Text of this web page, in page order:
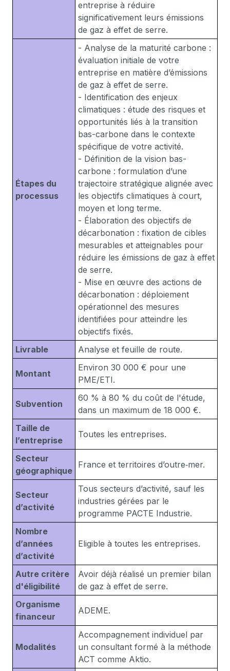
entreprise à réduire
significativement leurs émissions
de gaz à effet de serre.
Étapes du
processus
- Analyse de la maturité carbone :
évaluation initiale de votre
entreprise en matière d’émissions
de gaz à effet de serre.
- Identification des enjeux
climatiques : étude des risques et
opportunités liés à la transition
bas-carbone dans le contexte
spécifique de votre activité.
- Définition de la vision bas-
carbone : formulation d’une
trajectoire stratégique alignée avec
les objectifs climatiques à court,
moyen et long terme.
- Élaboration des objectifs de
décarbonation : fixation de cibles
mesurables et atteignables pour
réduire les émissions de gaz à effet
de serre.
- Mise en œuvre des actions de
décarbonation : déploiement
opérationnel des mesures
identifiées pour atteindre les
objectifs fixés.
Livrable
Analyse et feuille de route.
Montant
Environ 30 000 € pour une
PME/ETI.
Subvention
60 % à 80 % du coût de l'étude,
dans un maximum de 18 000 €.
Taille de
l’entreprise
Toutes les entreprises.
Secteur
géographique
France et territoires d’outre‑mer.
Secteur
d’activité
Tous secteurs d’activité, sauf les
industries gérées par le
programme PACTE Industrie.
Nombre
d’années
d’activité
Eligible à toutes les entreprises.
Autre critère
d'éligibilité
Avoir déjà réalisé un premier bilan
de gaz à effet de serre.
Organisme
financeur
ADEME.
Modalités
Accompagnement individuel par
un consultant formé à la méthode
ACT comme Aktio.